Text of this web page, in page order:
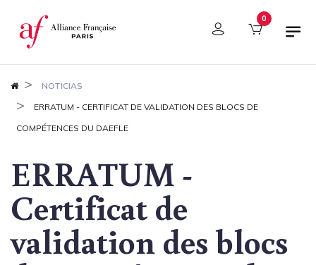
Panel de gestión de cookies 0
NOTICIAS
ERRATUM - CERTIFICAT DE VALIDATION DES BLOCS DE
COMPÉTENCES DU DAEFLE
ERRATUM -
Certificat de
validation des blocs